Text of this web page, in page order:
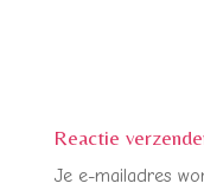
Reactie
Je e-mailadres